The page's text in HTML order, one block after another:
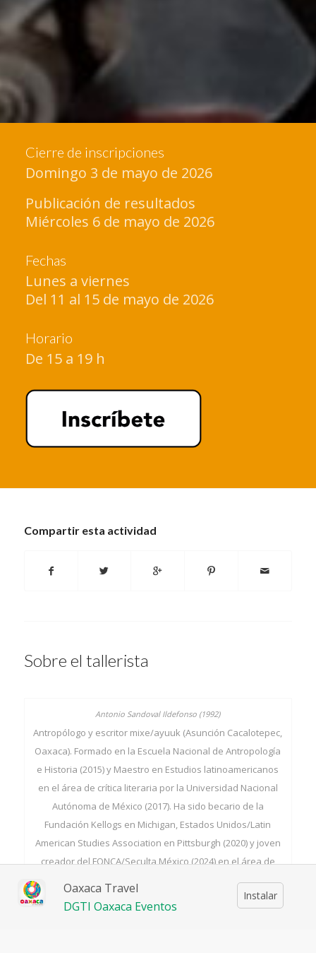
Cierre de inscripciones
Domingo 3 de mayo de 2026
Publicación de resultados
Miércoles 6 de mayo de 2026
Fechas
Lunes a viernes
Del 11 al 15 de mayo de 2026
Horario
De 15 a 19 h
Compartir esta actividad
Sobre el tallerista
Antropólogo y escritor mixe/ayuuk (Asunción Cacalotepec,
Oaxaca). Formado en la Escuela Nacional de Antropología
e Historia (2015) y Maestro en Estudios latinoamericanos
en el área de crítica literaria por la Universidad Nacional
Autónoma de México (2017). Ha sido becario de la
Fundación Kellogs en Michigan, Estados Unidos/Latin
American Studies Association en Pittsburgh (2020) y joven
creador del FONCA/Seculta México (2024) en el área de
poesía. Actualmente es integrante del Posgrado de
Antropología de la Universidad Iberoamericana(2026).
Oaxaca Travel
DGTI Oaxaca Eventos
Instalar